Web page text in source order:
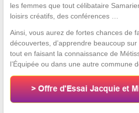
les femmes que tout célibataire
loisirs créatifs, des conférences …
Ainsi, vous aurez de fortes chances de
découvertes, d’apprendre beaucoup sur
tout en faisant la connaissance de
l’Équipée ou dans une autre commune